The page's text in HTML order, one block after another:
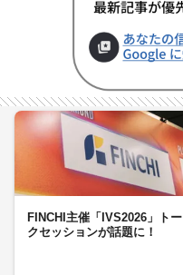
FINCHI主催「IVS2026」トー
クセッションが話題に！